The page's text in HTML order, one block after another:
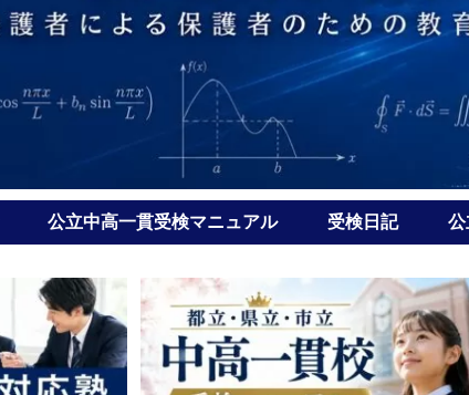
公立中高一貫受検マニュアル 受検日記 公